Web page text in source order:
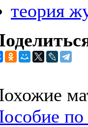
теория
по